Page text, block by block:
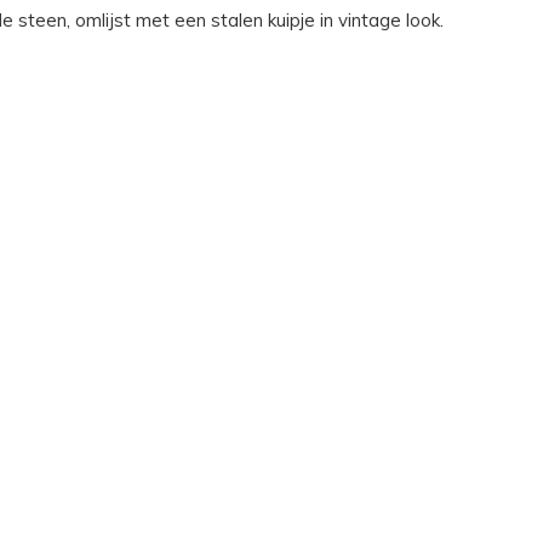
steen, omlijst met een stalen kuipje in vintage look.